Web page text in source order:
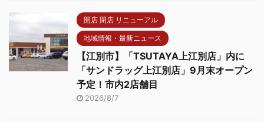
開店 閉店 リニューアル
地域情報・最新ニュース
【江別市】「TSUTAYA上江別店」内に
「サンドラッグ上江別店」9月末オープン
予定！市内2店舗目
2026/8/7